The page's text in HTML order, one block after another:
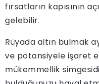
fırsatların kapısının
gelebilir.
Rüyada altın bulmak
ve potansiyele işaret
mükemmellik